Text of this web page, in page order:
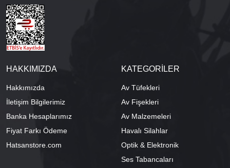
HAKKIMIZDA
Hakkımızda
İletişim Bilgilerimiz
Banka Hesaplarımız
Fiyat Farkı Ödeme
Hatsanstore.com
KATEGORİLER
Av Tüfekleri
Av Fişekleri
Av Malzemeleri
Havalı Silahlar
Optik & Elektronik
Ses Tabancaları